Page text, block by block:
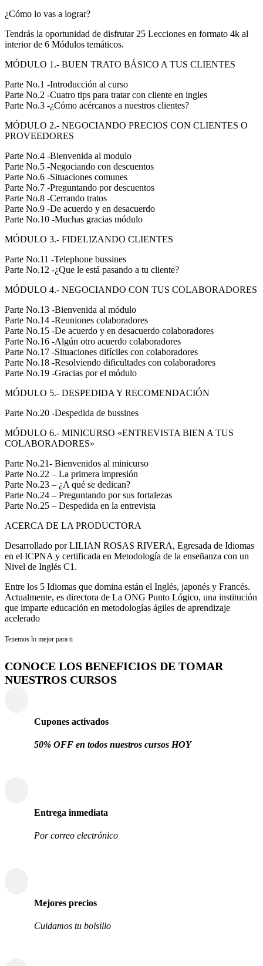
¿Cómo lo vas a lograr?
Tendrás la oportunidad de disfrutar 25 Lecciones en formato 4k al
interior de 6 Módulos temáticos.
MÓDULO 1.- BUEN TRATO BÁSICO A TUS CLIENTES
Parte No.1 -Introducción al curso
Parte No.2 -Cuatro tips para tratar con cliente en ingles
Parte No.3 -¿Cómo acércanos a nuestros clientes?
MÓDULO 2.- NEGOCIANDO PRECIOS CON CLIENTES O
PROVEEDORES
Parte No.4 -Bienvenida al modulo
Parte No.5 -Negociando con descuentos
Parte No.6 -Situaciones comunes
Parte No.7 -Preguntando por descuentos
Parte No.8 -Cerrando tratos
Parte No.9 -De acuerdo y en desacuerdo
Parte No.10 -Muchas gracias módulo
MÓDULO 3.- FIDELIZANDO CLIENTES
Parte No.11 -Telephone bussines
Parte No.12 -¿Que le está pasando a tu cliente?
MÓDULO 4.- NEGOCIANDO CON TUS COLABORADORES
Parte No.13 -Bienvenida al módulo
Parte No.14 -Reuniones colaboradores
Parte No.15 -De acuerdo y en desacuerdo colaboradores
Parte No.16 -Algún otro acuerdo colaboradores
Parte No.17 -Situaciones difíciles con colaboradores
Parte No.18 -Resolviendo dificultades con colaboradores
Parte No.19 -Gracias por el módulo
MÓDULO 5.- DESPEDIDA Y RECOMENDACIÓN
Parte No.20 -Despedida de bussines
MÓDULO 6.- MINICURSO «ENTREVISTA BIEN A TUS
COLABORADORES»
Parte No.21- Bienvenidos al minicurso
Parte No.22 – La primera impresión
Parte No.23 – ¿A qué se dedican?
Parte No.24 – Preguntando por sus fortalezas
Parte No.25 – Despedida en la entrevista
ACERCA DE LA PRODUCTORA
Desarrollado por LILIAN ROSAS RIVERA, Egresada de Idiomas
en el ICPNA y certificada en Metodología de la enseñanza con un
Nivel de Inglés C1.
Entre los 5 Idiomas que domina están el Inglés, japonés y Francés.
Actualmente, es directora de La ONG Punto Lógico, una institución
que imparte educación en metodologías ágiles de aprendizaje
acelerado
Tenemos lo mejor para ti
CONOCE LOS BENEFICIOS DE TOMAR
NUESTROS CURSOS
Cupones activados
50% OFF en todos nuestros cursos HOY
Entrega inmediata
Por correo electrónico
Mejores precios
Cuidamos tu bolsillo